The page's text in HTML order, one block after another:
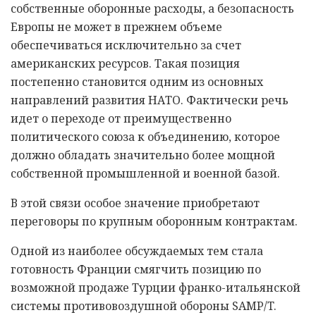
собственные оборонные расходы, а безопасность
Европы не может в прежнем объеме
обеспечиваться исключительно за счет
американских ресурсов. Такая позиция
постепенно становится одним из основных
направлений развития НАТО. Фактически речь
идет о переходе от преимущественно
политического союза к объединению, которое
должно обладать значительно более мощной
собственной промышленной и военной базой.
В этой связи особое значение приобретают
переговоры по крупным оборонным контрактам.
Одной из наиболее обсуждаемых тем стала
готовность Франции смягчить позицию по
возможной продаже Турции франко-итальянской
системы противовоздушной обороны SAMP/T.